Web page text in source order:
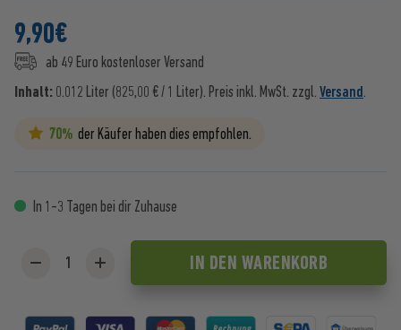
9,90€
ab 49 Euro kostenloser Versand
Inhalt: 0.012 Liter (825,00 € / 1 Liter). Preis inkl. MwSt. zzgl. Versand.
70% der Käufer haben dies empfohlen.
In 1-3 Tagen bei dir Zuhause
IN DEN WARENKORB